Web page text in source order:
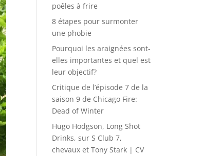
poêles à frire
8 étapes pour surmonter
une phobie
Pourquoi les araignées sont-
elles importantes et quel est
leur objectif?
Critique de l’épisode 7 de la
saison 9 de Chicago Fire:
Dead of Winter
Hugo Hodgson, Long Shot
Drinks, sur S Club 7,
chevaux et Tony Stark | CV